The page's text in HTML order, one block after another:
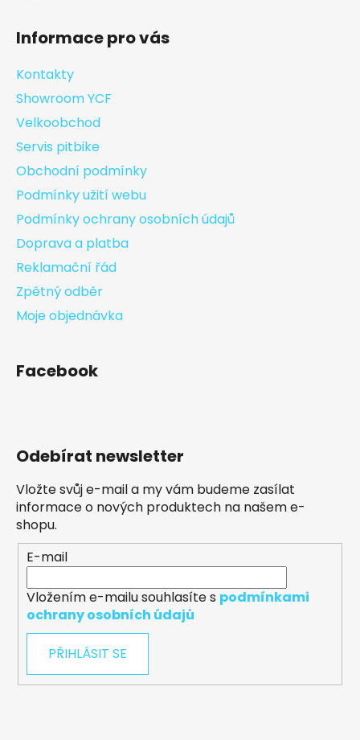
Informace pro vás
Kontakty
Showroom YCF
Velkoobchod
Servis pitbike
Obchodní podmínky
Podmínky užití webu
Podmínky ochrany osobních údajů
Doprava a platba
Reklamační řád
Zpětný odběr
Moje objednávka
Facebook
Odebírat newsletter
Vložte svůj e-mail a my vám budeme zasílat
informace o nových produktech na našem e-
shopu.
E-mail
Vložením e-mailu souhlasíte s podmínkami
ochrany osobních údajů
PŘIHLÁSIT SE